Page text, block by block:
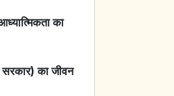
का
सरकार) का जीवन